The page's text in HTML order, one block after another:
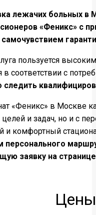
лежачих больных
«Феникс» с
пользуется
соответствии с
следить
«Феникс» в Москве
и задач, но и с
и комфортный
заявку на